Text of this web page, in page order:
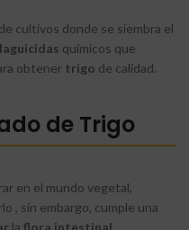
cultivos donde se siembra el
químicos que
obtener trigo de calidad.
de Trigo
en el mundo vegetal,
, sin embargo, cumple una